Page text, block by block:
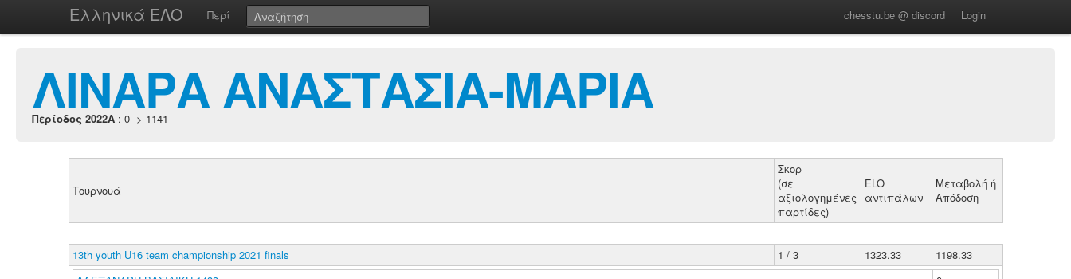
Ελληνικά ΕΛΟ Περί chesstu.be @ discord Login
ΛΙΝΑΡΑ ΑΝΑΣΤΑΣΙΑ-ΜΑΡΙΑ
Περίοδος 2022A : 0 -> 1141
Τουρνουά
Σκορ
(σε
αξιολογημένες
παρτίδες)
ELO
αντιπάλων
Μεταβολή ή
Απόδοση
13th youth U16 team championship 2021 finals 1 / 3 1323.33
1198.33